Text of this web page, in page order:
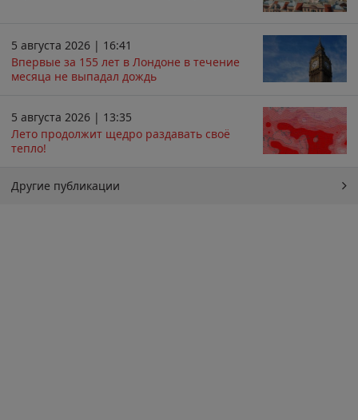
5 августа 2026 | 16:41
Впервые за 155 лет в Лондоне в течение
месяца не выпадал дождь
5 августа 2026 | 13:35
Лето продолжит щедро раздавать своё
тепло!
Другие публикации